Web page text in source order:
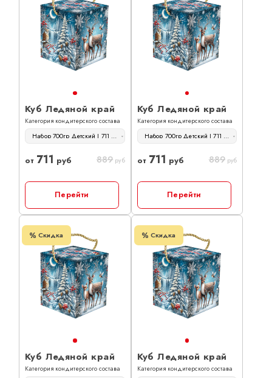
Куб Ледяной край
Категория кондитерского состава
Набор 700гр Детский | 711 руб
от 711 руб 889 руб
Перейти
Куб Ледяной край
Категория кондитерского состава
Набор 700гр Детский | 711 руб
от 711 руб 889 руб
Перейти
Скидка
Куб Ледяной край
Категория кондитерского состава
Скидка
Куб Ледяной край
Категория кондитерского состава